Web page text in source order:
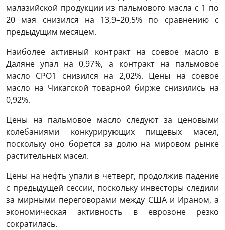
малазийской продукции из пальмового масла с 1 по
20 мая снизился на 13,9–20,5% по сравнению с
предыдущим месяцем.
Наиболее активный контракт на соевое масло в
Даляне упал на 0,97%, а контракт на пальмовое
масло CPO1 снизился на 2,02%. Цены на соевое
масло на Чикагской товарной бирже снизились на
0,92%.
Цены на пальмовое масло следуют за ценовыми
колебаниями конкурирующих пищевых масел,
поскольку оно борется за долю на мировом рынке
растительных масел.
Цены на нефть упали в четверг, продолжив падение
с предыдущей сессии, поскольку инвесторы следили
за мирными переговорами между США и Ираном, а
экономическая активность в еврозоне резко
сократилась.